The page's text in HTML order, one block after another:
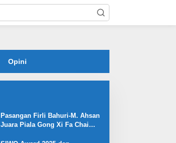
Opini
Pasangan Firli Bahuri-M. Ahsan
Juara Piala Gong Xi Fa Chai